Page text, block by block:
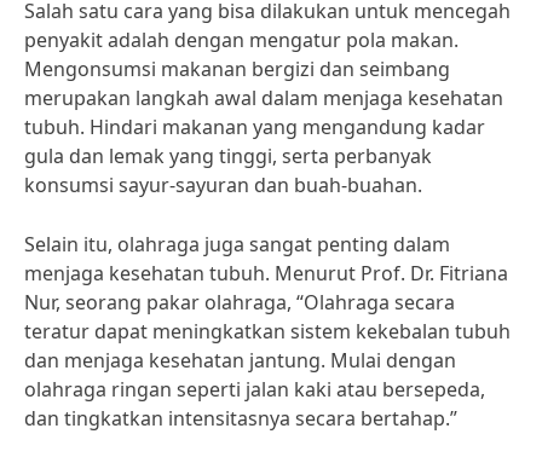
Salah satu cara yang bisa dilakukan untuk mencegah
penyakit adalah dengan mengatur pola makan.
Mengonsumsi makanan bergizi dan seimbang
merupakan langkah awal dalam menjaga kesehatan
tubuh. Hindari makanan yang mengandung kadar
gula dan lemak yang tinggi, serta perbanyak
konsumsi sayur-sayuran dan buah-buahan.
Selain itu, olahraga juga sangat penting dalam
menjaga kesehatan tubuh. Menurut Prof. Dr. Fitriana
Nur, seorang pakar olahraga, “Olahraga secara
teratur dapat meningkatkan sistem kekebalan tubuh
dan menjaga kesehatan jantung. Mulai dengan
olahraga ringan seperti jalan kaki atau bersepeda,
dan tingkatkan intensitasnya secara bertahap.”